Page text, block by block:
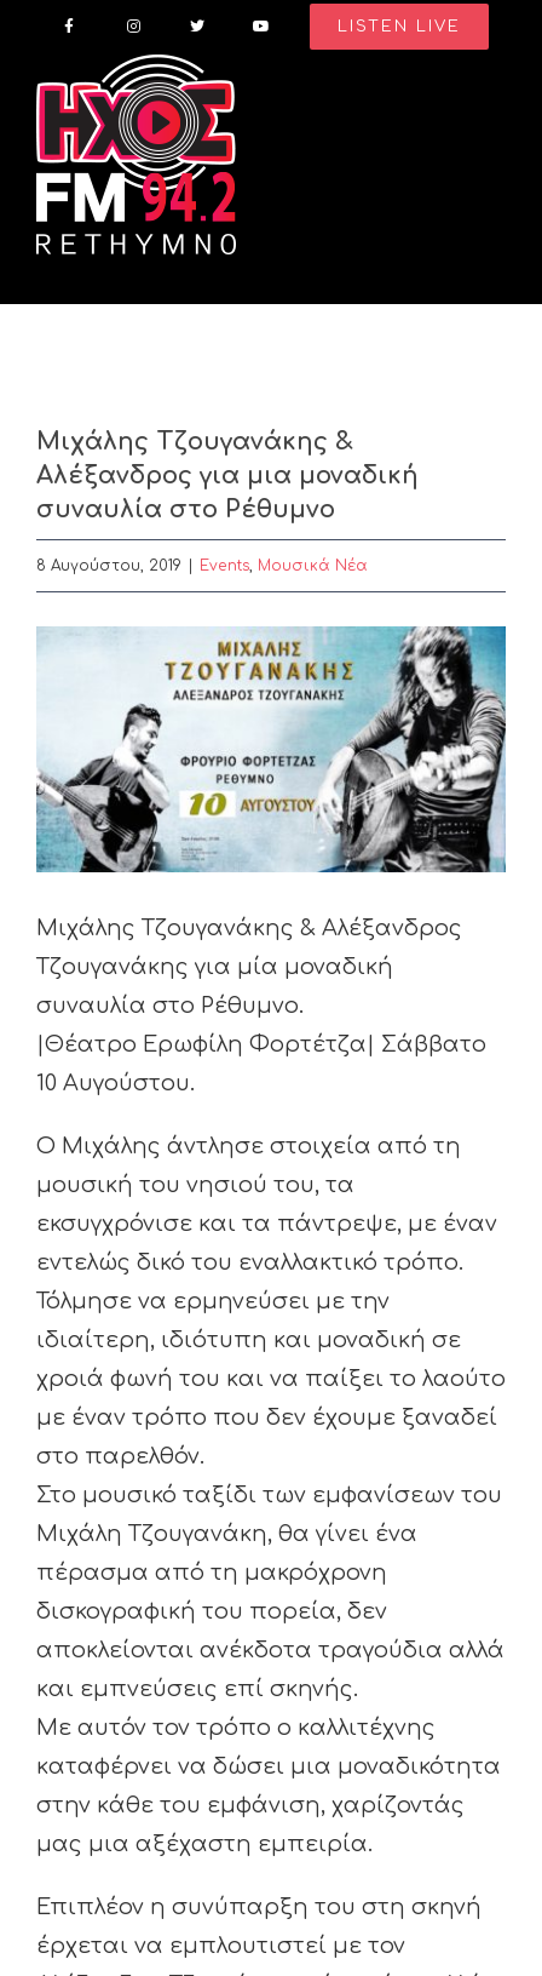
content
LISTEN LIVE
Μιχάλης Τζουγανάκης &
Αλέξανδρος για μια μοναδική
συναυλία στο Ρέθυμνο
8 Αυγούστου, 2019 Events, Μουσικά Νέα
Μιχάλης Τζουγανάκης & Αλέξανδρος
Τζουγανάκης για μία μοναδική
συναυλία στο Ρέθυμνο.
|Θέατρο Ερωφίλη Φορτέτζα| Σάββατο
10 Αυγούστου.
Ο Μιχάλης άντλησε στοιχεία από τη
μουσική του νησιού του, τα
εκσυγχρόνισε και τα πάντρεψε, με έναν
εντελώς δικό του εναλλακτικό τρόπο.
Τόλμησε να ερμηνεύσει με την
ιδιαίτερη, ιδιότυπη και μοναδική σε
χροιά φωνή του και να παίξει το λαούτο
με έναν τρόπο που δεν έχουμε ξαναδεί
στο παρελθόν.
Στο μουσικό ταξίδι των εμφανίσεων του
Μιχάλη Τζουγανάκη, θα γίνει ένα
πέρασμα από τη μακρόχρονη
δισκογραφική του πορεία, δεν
αποκλείονται ανέκδοτα τραγούδια αλλά
και εμπνεύσεις επί σκηνής.
Με αυτόν τον τρόπο ο καλλιτέχνης
καταφέρνει να δώσει μια μοναδικότητα
στην κάθε του εμφάνιση, χαρίζοντάς
μας μια αξέχαστη εμπειρία.
Επιπλέον η συνύπαρξη του στη σκηνή
έρχεται να εμπλουτιστεί με τον